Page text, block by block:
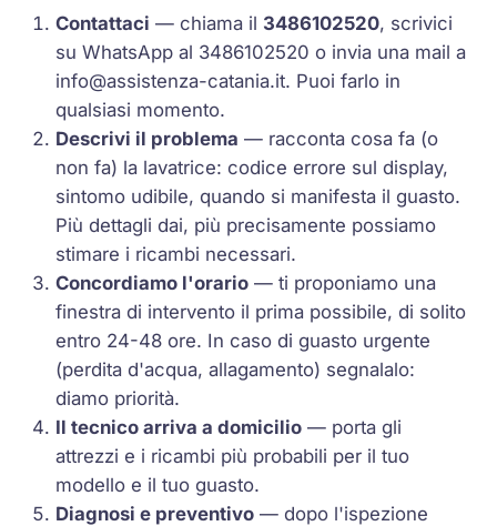
Contattaci — chiama il 3486102520, scrivici
su WhatsApp al 3486102520 o invia una mail a
info@assistenza-catania.it. Puoi farlo in
qualsiasi momento.
Descrivi il problema — racconta cosa fa (o
non fa) la lavatrice: codice errore sul display,
sintomo udibile, quando si manifesta il guasto.
Più dettagli dai, più precisamente possiamo
stimare i ricambi necessari.
Concordiamo l'orario — ti proponiamo una
finestra di intervento il prima possibile, di solito
entro 24-48 ore. In caso di guasto urgente
(perdita d'acqua, allagamento) segnalalo:
diamo priorità.
Il tecnico arriva a domicilio — porta gli
attrezzi e i ricambi più probabili per il tuo
modello e il tuo guasto.
Diagnosi e preventivo — dopo l'ispezione